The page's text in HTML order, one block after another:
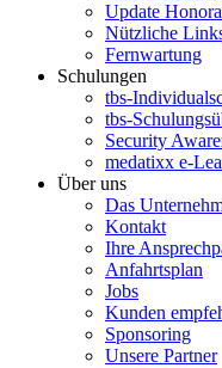
Update
Nützliche
Fernwartung
Schulungen
tbs-
tbs-
Security
medatixx e-
Über uns
Das
Kontakt
Ihre
Anfahrtsplan
Jobs
Kunden
Sponsoring
Unsere Partner